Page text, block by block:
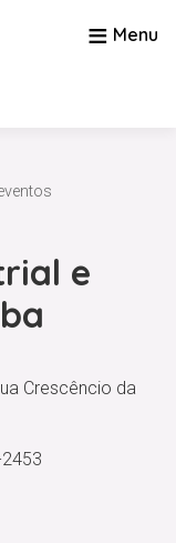
≡ Menu
e
Crescêncio da